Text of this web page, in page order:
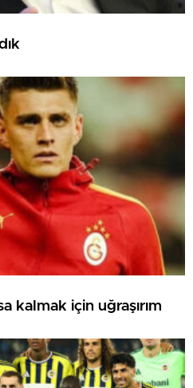
kalmak için uğraşırım